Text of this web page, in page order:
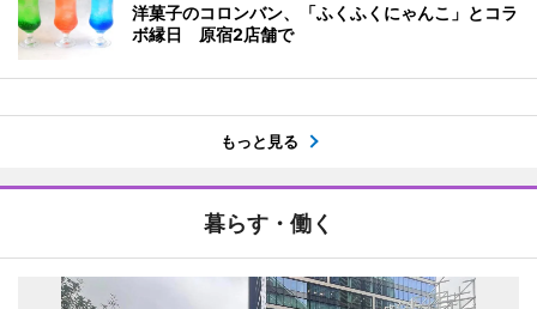
洋菓子のコロンバン、「ふくふくにゃんこ」とコラ
ボ縁日 原宿2店舗で
もっと見る
暮らす・働く